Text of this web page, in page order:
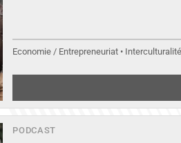
Economie / Entrepreneuriat •
PODCAST